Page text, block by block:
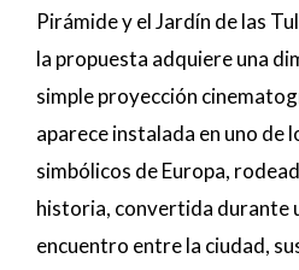
Pirámide y el Jardín de las
la propuesta adquiere una
simple proyección
aparece instalada en uno de
simbólicos de Europa,
historia, convertida durante
encuentro entre la ciudad,